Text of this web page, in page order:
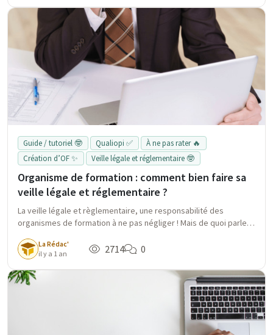
Guide / tutoriel 🤓 Qualiopi ✅
À ne pas rater 🔥
Création d’OF ✨
Veille légale et réglementaire 🤓
Organisme de formation : comment bien faire sa
veille légale et réglementaire ?
La veille légale et règlementaire, une responsabilité des
organismes de formation à ne pas négliger ! Mais de quoi parle-t-
On vous explique.
La Rédac'
il y a 1 an
2714 0